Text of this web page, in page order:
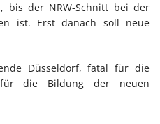
bis der NRW-Schnitt bei der
ist. Erst danach soll neue
Düsseldorf, fatal für die
die Bildung der neuen